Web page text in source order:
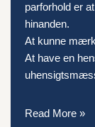
parforhold er
hinanden.
At kunne
At have en
Read More »